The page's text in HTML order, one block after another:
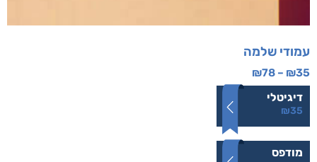
עמודי שלמה
₪35
–
₪78
דיגיטלי
₪35
מודפס